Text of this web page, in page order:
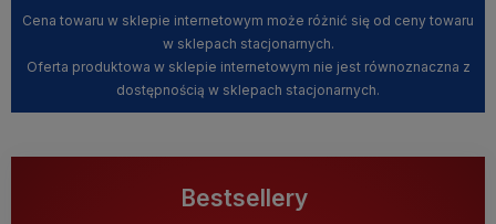
Cena towaru w sklepie internetowym może różnić się od ceny towaru
w sklepach stacjonarnych.
Oferta produktowa w sklepie internetowym nie jest równoznaczna z
dostępnością w sklepach stacjonarnych.
Bestsellery